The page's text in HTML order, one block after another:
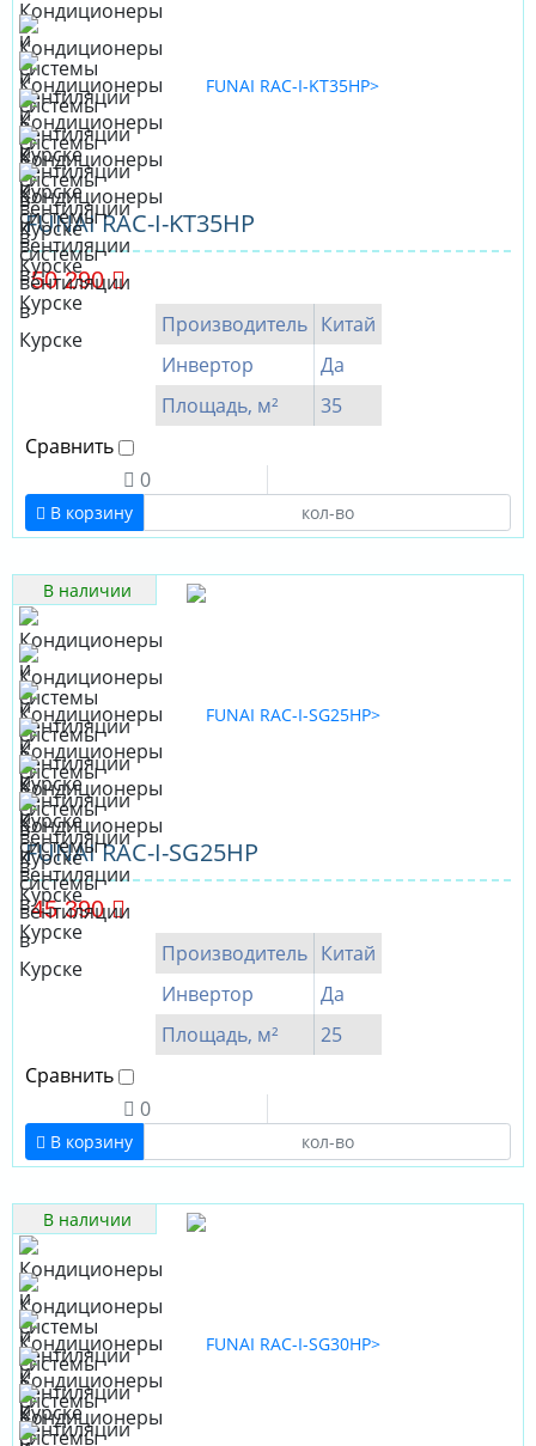
FUNAI RAC-I-KT35HP
50 290
Производитель Китай
Инвертор
Да
Площадь, м²
35
Сравнить
0
В корзину
В наличии
FUNAI RAC-I-SG25HP
45 390
Производитель Китай
Инвертор
Да
Площадь, м²
25
Сравнить
0
В корзину
В наличии